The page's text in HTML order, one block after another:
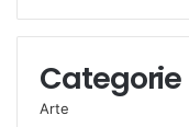
Categorie
Arte